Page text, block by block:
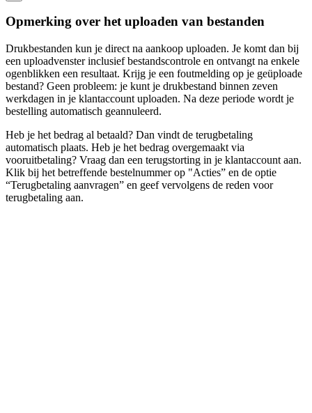
Opmerking over het uploaden van bestanden
Drukbestanden kun je direct na aankoop uploaden. Je komt dan bij
een uploadvenster inclusief bestandscontrole en ontvangt na enkele
ogenblikken een resultaat. Krijg je een foutmelding op je geüploade
bestand? Geen probleem: je kunt je drukbestand binnen zeven
werkdagen in je klantaccount uploaden. Na deze periode wordt je
bestelling automatisch geannuleerd.
Heb je het bedrag al betaald? Dan vindt de terugbetaling
automatisch plaats. Heb je het bedrag overgemaakt via
vooruitbetaling? Vraag dan een terugstorting in je klantaccount aan.
Klik bij het betreffende bestelnummer op "Acties” en de optie
“Terugbetaling aanvragen” en geef vervolgens de reden voor
terugbetaling aan.